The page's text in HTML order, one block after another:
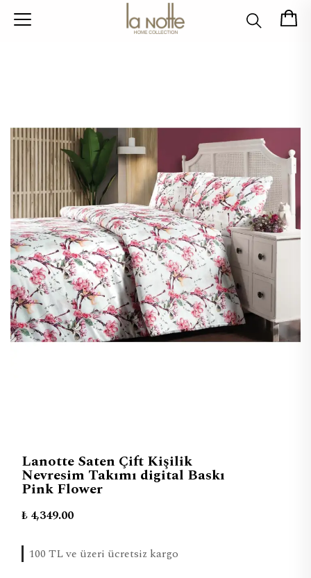
Lanotte Saten Çift Kişilik
Nevresim Takımı digital Baskı
Pink Flower
₺ 4,349.00
100 TL ve üzeri ücretsiz kargo